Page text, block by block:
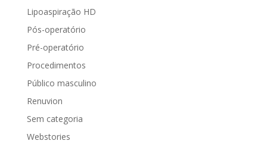
Lipoaspiração HD
Pós-operatório
Pré-operatório
Procedimentos
Público masculino
Renuvion
Sem categoria
Webstories